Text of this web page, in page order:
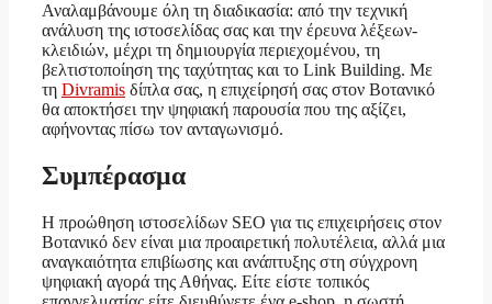
Αναλαμβάνουμε όλη τη διαδικασία: από την τεχνική
ανάλυση της ιστοσελίδας σας και την έρευνα λέξεων-
κλειδιών, μέχρι τη δημιουργία περιεχομένου, τη
βελτιστοποίηση της ταχύτητας και το Link Building. Με
τη Divramis δίπλα σας, η επιχείρησή σας στον Βοτανικό
θα αποκτήσει την ψηφιακή παρουσία που της αξίζει,
αφήνοντας πίσω τον ανταγωνισμό.
Συμπέρασμα
Η προώθηση ιστοσελίδων SEO για τις επιχειρήσεις στον
Βοτανικό δεν είναι μια προαιρετική πολυτέλεια, αλλά μια
αναγκαιότητα επιβίωσης και ανάπτυξης στη σύγχρονη
ψηφιακή αγορά της Αθήνας. Είτε είστε τοπικός